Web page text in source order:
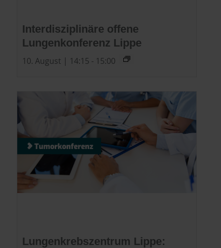
Interdisziplinäre offene
Lungenkonferenz Lippe
10. August | 14:15 - 15:00
Lungenkrebszentrum Lippe: